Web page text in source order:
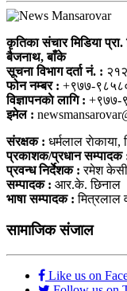
कृतिका संचार मिडिया प्रा.
बैजनाथ, बाँके
सूचना विभाग दर्ता नं. :
फोन नम्बर : +९७७-
विज्ञापनकाे लागि : +९७७-
इमेल :
संरक्षक : धर्मलाल राेकाया,
प्रकाशक/प्रधान सम्पादक
प्रवन्ध निर्देशक : रमेश केसी
सम्पादक : आर.के. छिनाल
भाषा सम्पादक : मित्रलाल
सामाजिक संजाल
Like us on